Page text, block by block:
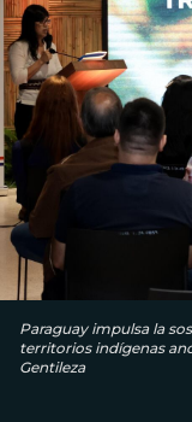
Paraguay impulsa la
territorios indígenas
Gentileza